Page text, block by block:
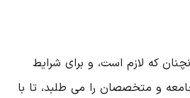
که لازم است، و برای شرایط
و متخصصان را می طلبد، تا با